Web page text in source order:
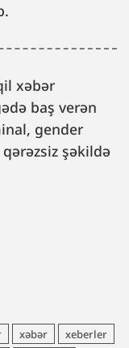
xəbər
baş verən
gender
şəkildə
xəbər
xeberler